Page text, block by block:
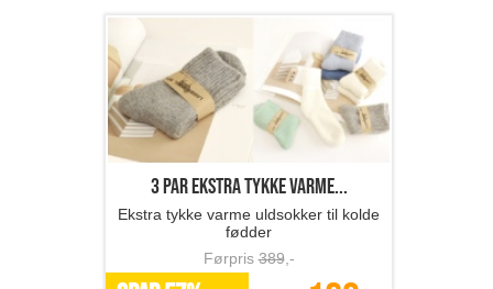
3 par ekstra tykke varme...
Ekstra tykke varme uldsokker til kolde
fødder
Førpris389,-